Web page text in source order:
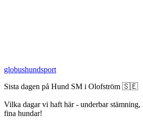
globushundsport
Sista dagen på Hund SM i Olofström 🇸🇪
Vilka dagar vi haft här - underbar stämning,
fina hundar!